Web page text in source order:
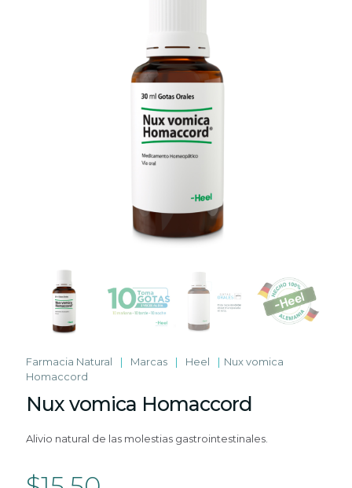
Farmacia Natural | Marcas | Heel | Nux vomica
Homaccord
Nux vomica Homaccord
Alivio natural de las molestias gastrointestinales.